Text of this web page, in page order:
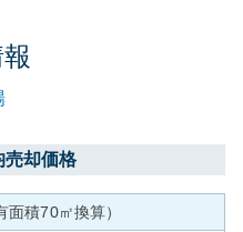
売却価格
積70㎡換算）